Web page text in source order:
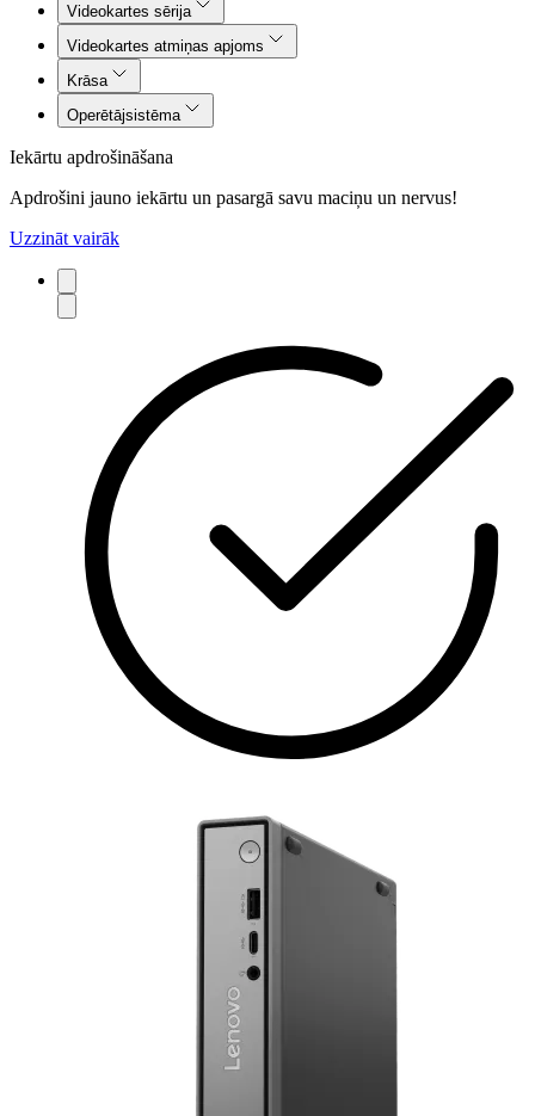
Videokartes sērija
Videokartes atmiņas apjoms
Krāsa
Operētājsistēma
Iekārtu apdrošināšana
Apdrošini jauno iekārtu un pasargā savu maciņu un nervus!
Uzzināt vairāk